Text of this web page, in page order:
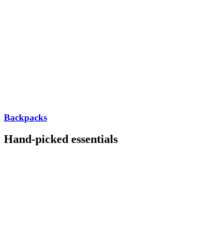
Backpacks
Hand-picked essentials